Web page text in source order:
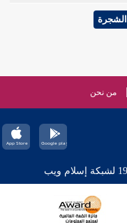
الشجرة
من نحن